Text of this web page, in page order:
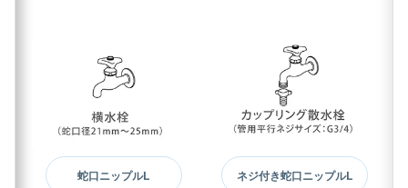
蛇口ニップルL ネジ付き蛇口ニップルL